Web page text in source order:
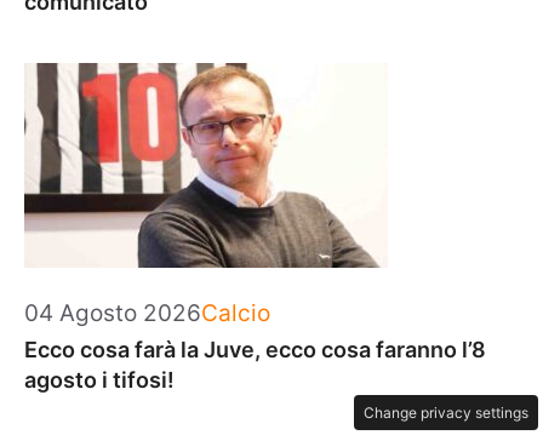
04 Agosto 2026Categorie
Calcio
Ecco cosa farà la Juve, ecco cosa faranno l’8
agosto i tifosi!
Change privacy settings